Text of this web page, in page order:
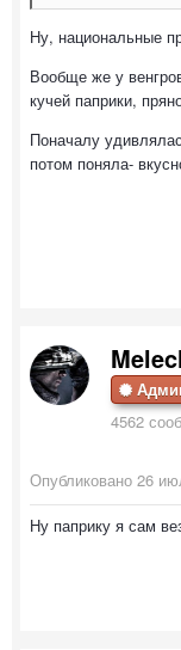
Ну, национальные
Вообще же у
кучей паприки,
Поначалу
потом поняла-
4562
Опубликовано 26
Ну паприку я сам